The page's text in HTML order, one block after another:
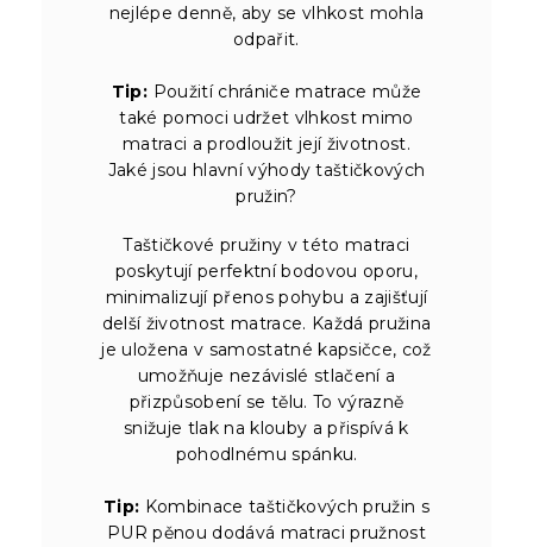
nejlépe denně, aby se vlhkost mohla
odpařit.
Tip: Použití chrániče matrace může
také pomoci udržet vlhkost mimo
matraci a prodloužit její životnost.
Jaké jsou hlavní výhody taštičkových
pružin?
Taštičkové pružiny v této matraci
poskytují perfektní bodovou oporu,
minimalizují přenos pohybu a zajišťují
delší životnost matrace. Každá pružina
je uložena v samostatné kapsičce, což
umožňuje nezávislé stlačení a
přizpůsobení se tělu. To výrazně
snižuje tlak na klouby a přispívá k
pohodlnému spánku.
Tip: Kombinace taštičkových pružin s
PUR pěnou dodává matraci pružnost